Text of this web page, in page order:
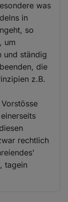
was
in
so
um
und ständig
die
z.B.
rechtlich
tagein